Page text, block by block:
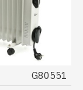
G80551